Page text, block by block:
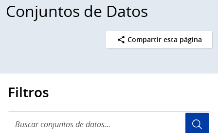
Conjuntos de Datos
Compartir esta página
Filtros
conjuntos